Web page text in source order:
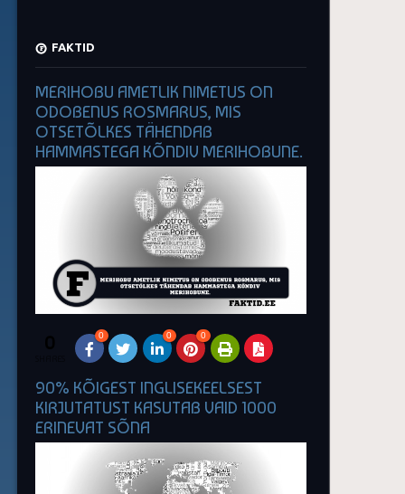
FAKTID
MERIHOBU AMETLIK NIMETUS ON
ODOBENUS ROSMARUS, MIS
OTSETÕLKES TÄHENDAB
HAMMASTEGA KÕNDIV MERIHOBUNE.
0 0 0 0
90% KÕIGEST INGLISEKEELSEST
KIRJUTATUST KASUTAB VAID 1000
ERINEVAT SÕNA